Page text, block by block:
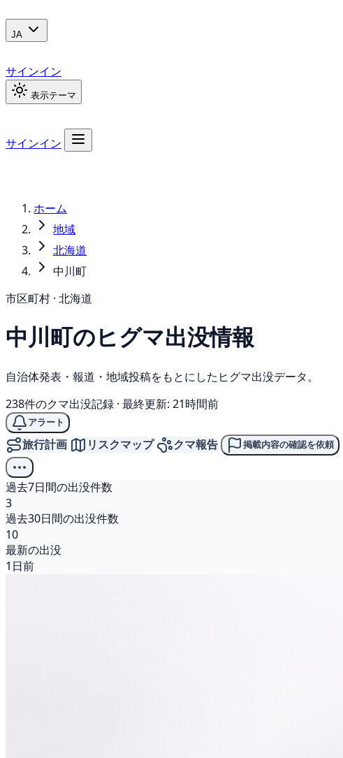
JA
サインイン
表示テーマ
サインイン
ホーム
地域
北海道
中川町
市区町村 · 北海道
中川町のヒグマ出没情報
自治体発表・報道・地域投稿をもとにしたヒグマ出没データ。
238件のクマ出没記録 · 最終更新: 21時間前
アラート
旅行計画 リスクマップ クマ報告 掲載内容の確認を依頼
過去7日間の出没件数
3
過去30日間の出没件数
10
最新の出没
1日前